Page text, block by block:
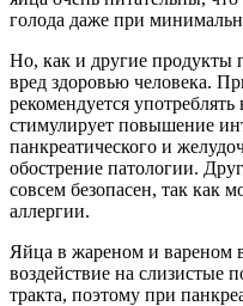
голода даже при
Но, как и другие продукты
вред здоровью человека.
рекомендуется
стимулирует повышение
панкреатического и
обострение патологии.
совсем безопасен, так как
аллергии.
Яйца в жареном и вареном
воздействие на слизистые
тракта, поэтому при